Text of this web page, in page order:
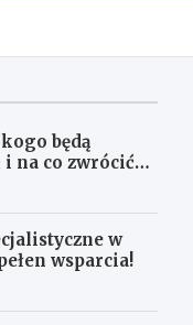
będą
na co zwrócić
w
wsparcia!